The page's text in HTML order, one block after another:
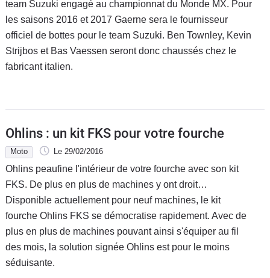
team Suzuki engagé au championnat du Monde MX. Pour
les saisons 2016 et 2017 Gaerne sera le fournisseur
officiel de bottes pour le team Suzuki. Ben Townley, Kevin
Strijbos et Bas Vaessen seront donc chaussés chez le
fabricant italien.
Ohlins : un kit FKS pour votre fourche
Moto Le 29/02/2016
Ohlins peaufine l'intérieur de votre fourche avec son kit
FKS. De plus en plus de machines y ont droit…
Disponible actuellement pour neuf machines, le kit
fourche Ohlins FKS se démocratise rapidement. Avec de
plus en plus de machines pouvant ainsi s'équiper au fil
des mois, la solution signée Ohlins est pour le moins
séduisante.